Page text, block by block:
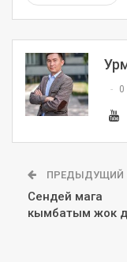
0
ПРЕДЫДУЩИЙ
Сендей мага
кымбатым жок